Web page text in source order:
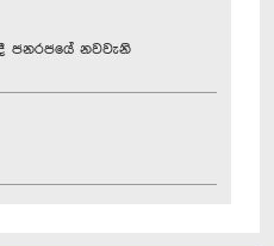
ජනරජයේ නවවැනි